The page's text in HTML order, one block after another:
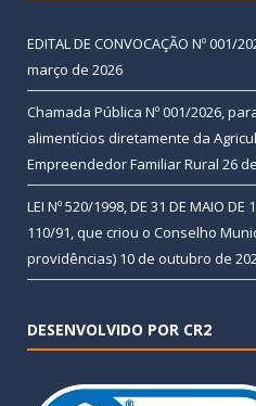
EDITAL DE CONVOCAÇÃO Nº 001/
março de 2026
Chamada Pública Nº 001/2026,
alimentícios diretamente da
Empreendedor Familiar Rural 26
LEI Nº 520/1998, DE 31 DE MAIO
110/91, que criou o Conselho
providências) 10 de outubro de
DESENVOLVIDO POR CR2